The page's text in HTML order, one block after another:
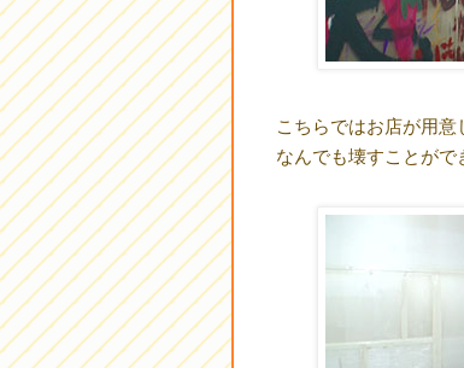
こちらではお店が用
なんでも壊すことがで